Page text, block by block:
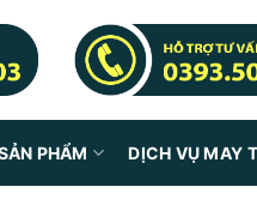
PHẨM DỊCH VỤ MAY